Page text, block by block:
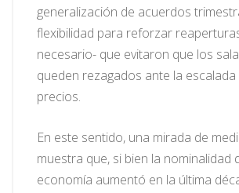
generalización de acuerdos
flexibilidad para reforzar
necesario- que evitaron que los
queden rezagados ante la escalada
precios.
En este sentido, una mirada de
muestra que, si bien la nominalidad
economía aumentó en la última